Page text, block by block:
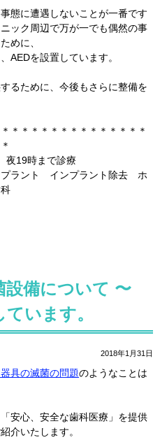
態に遭遇しないことが一番です
ック周辺で万が一でも偶然の事
めに、
AEDを設置しています。
るために、今後もさらに整備を
＊＊＊＊＊＊＊＊＊＊＊＊＊＊
19時まで診療
ラント インプラント除去 ホ
設備について 〜
ています。
2018年1月31日
具の滅菌の問題のようなことは
安心、安全な歯科医療」を提供
介いたします。